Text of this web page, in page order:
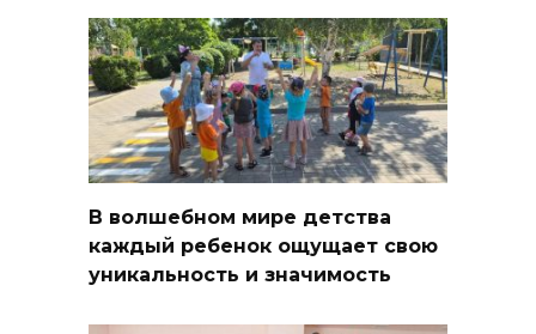
В волшебном мире детства
каждый ребенок ощущает свою
уникальность и значимость